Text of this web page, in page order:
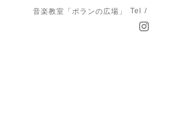
音楽教室「ポランの広場」 Tel /